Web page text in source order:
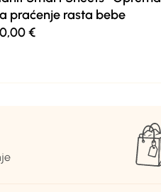
praćenje rasta bebe
€